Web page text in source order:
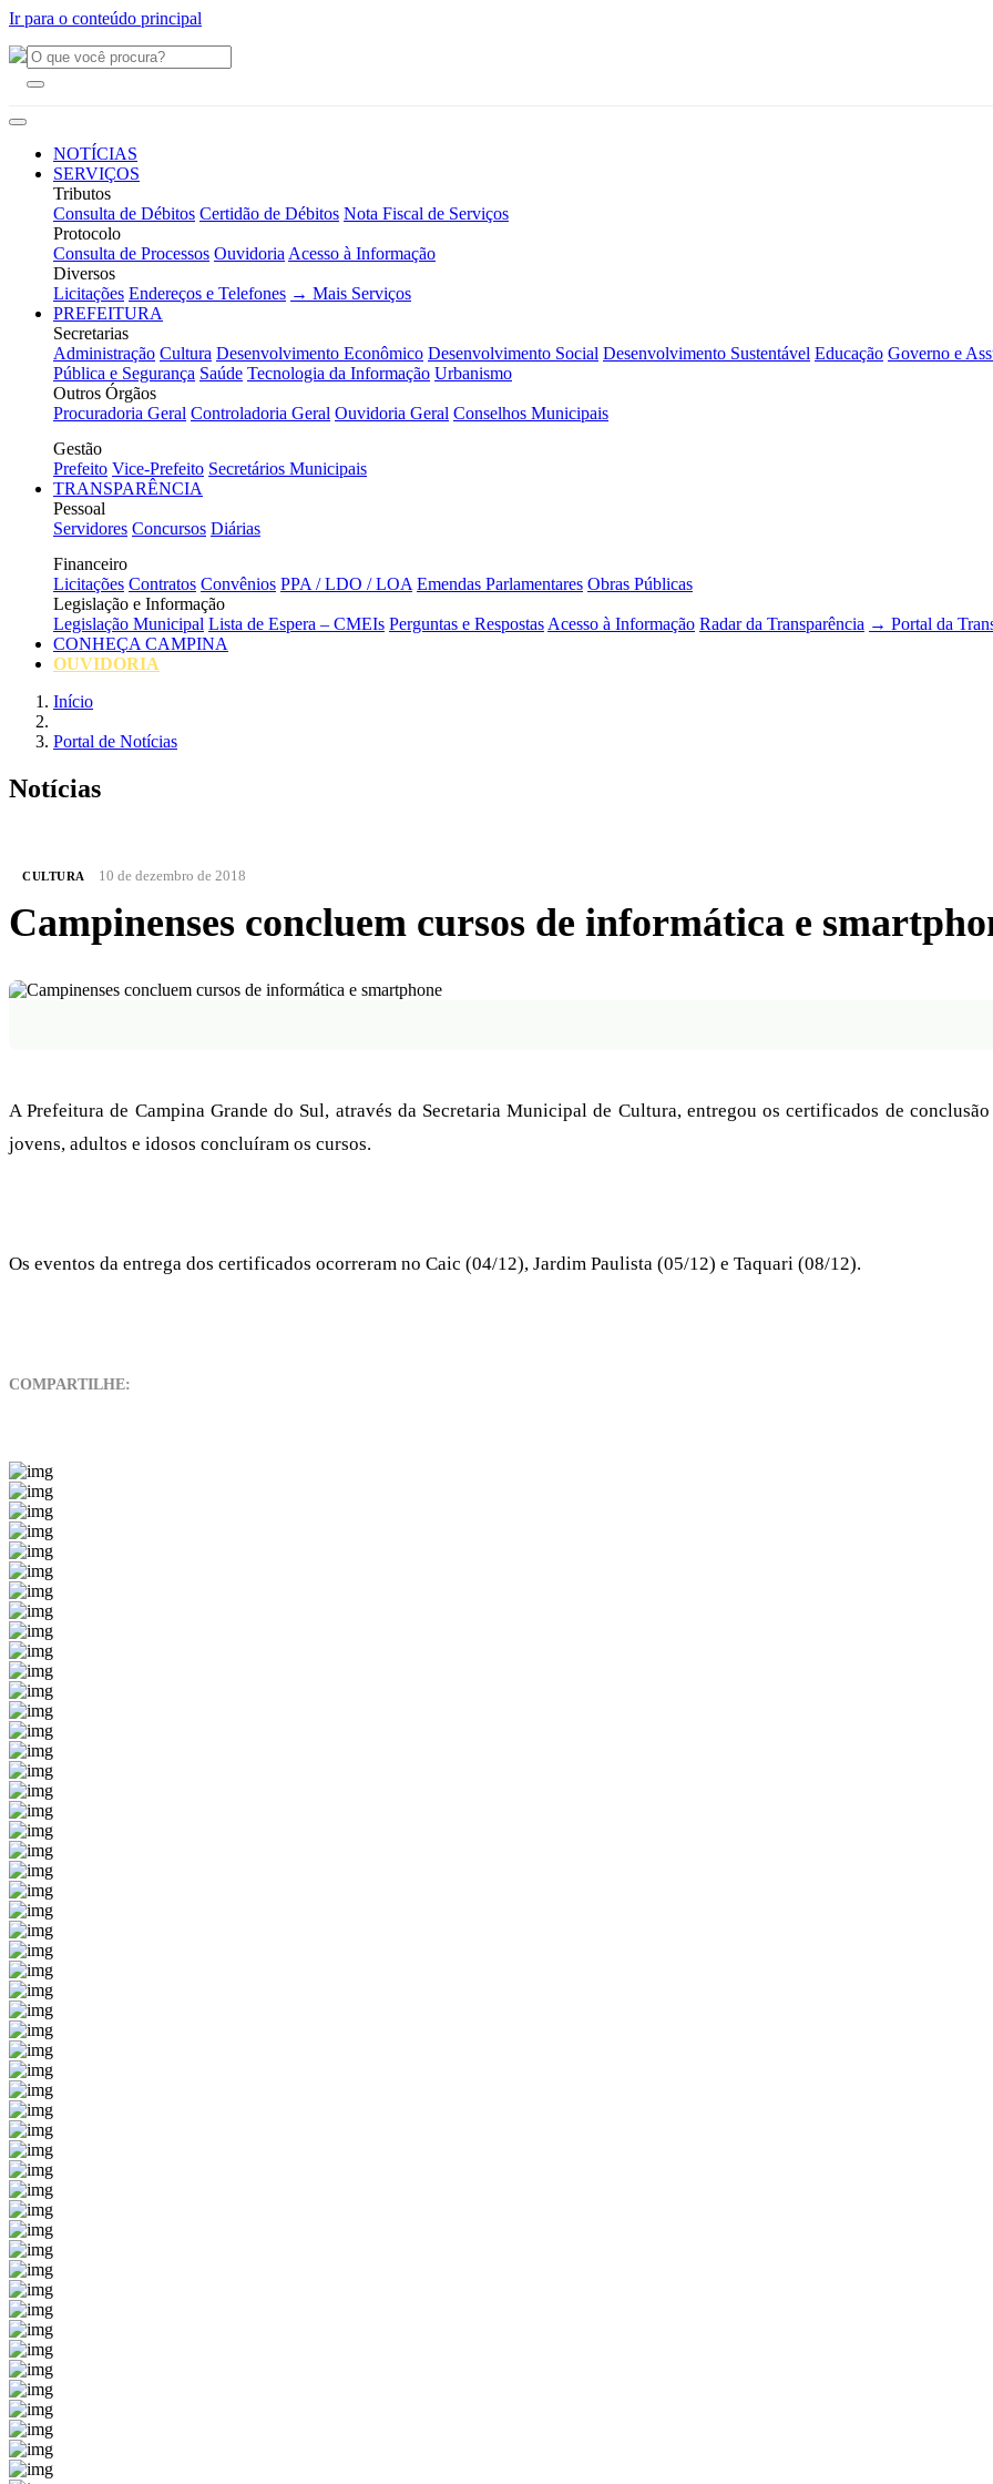
Ir para o conteúdo principal
NOTÍCIAS
SERVIÇOS
Tributos
Consulta de Débitos Certidão de Débitos Nota Fiscal de Serviços
Protocolo
Consulta de Processos Ouvidoria Acesso à Informação
Diversos
Licitações Endereços e Telefones → Mais Serviços
PREFEITURA
Secretarias
Administração Cultura Desenvolvimento Econômico Desenvolvimento Social Desenvolvimento Sustentável Educação Governo e
Pública e Segurança Saúde Tecnologia da Informação Urbanismo
Outros Órgãos
Procuradoria Geral Controladoria Geral Ouvidoria Geral Conselhos Municipais
Gestão
Prefeito Vice-Prefeito Secretários Municipais
TRANSPARÊNCIA
Pessoal
Servidores Concursos Diárias
Financeiro
Licitações Contratos Convênios PPA / LDO / LOA Emendas Parlamentares Obras Públicas
Legislação e Informação
Legislação Municipal Lista de Espera – CMEIs Perguntas e Respostas Acesso à Informação Radar da Transparência → Portal da
CONHEÇA CAMPINA
OUVIDORIA
Início
Portal de Notícias
Notícias
CULTURA 10 de dezembro de 2018
Campinenses concluem cursos de informática e
A Prefeitura de Campina Grande do Sul, através da Secretaria Municipal de Cultura, entregou os certificados de
jovens, adultos e idosos concluíram os cursos.
Os eventos da entrega dos certificados ocorreram no Caic (04/12), Jardim Paulista (05/12) e Taquari (08/12).
COMPARTILHE: